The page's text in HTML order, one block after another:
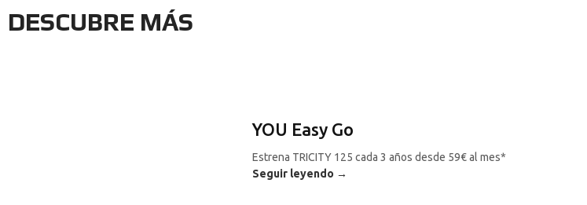
DESCUBRE MÁS
YOU Easy Go
Estrena TRICITY 125 cada 3 años desde 59€ al mes*
Seguir leyendo →